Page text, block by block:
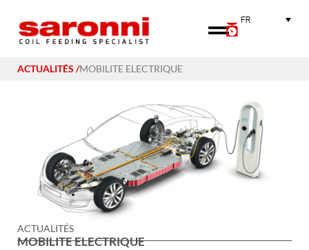
FR
ACTUALITÉS /MOBILITE ELECTRIQUE
ACTUALITÉS
MOBILITE ELECTRIQUE